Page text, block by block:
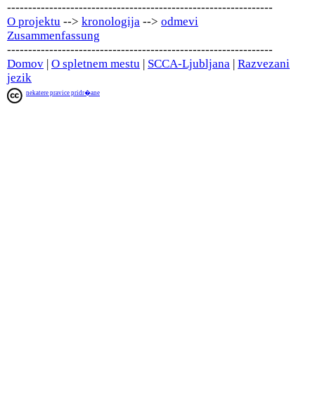
---------------------------------------------------------------
O projektu --> kronologija --> odmevi
Zusammenfassung
---------------------------------------------------------------
Domov | O spletnem mestu | SCCA-Ljubljana | Razvezani
jezik
nekatere pravice pridr�ane